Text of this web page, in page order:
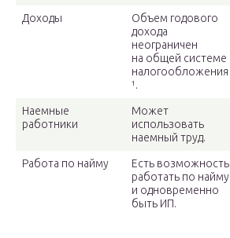
Доходы
Объем годового
дохода
неограничен
на общей системе
налогообложения
¹.
Наемные
работники
Может
использовать
наемный труд.
Работа по найму
Есть возможность
работать по найму
и одновременно
быть ИП.